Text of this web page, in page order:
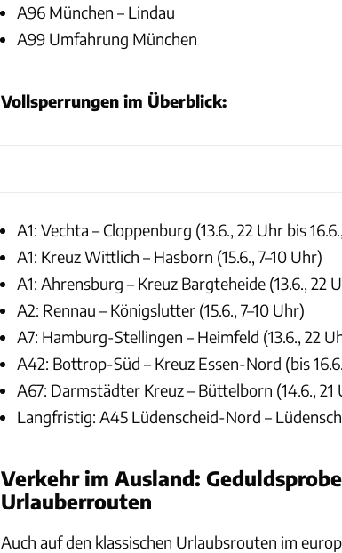
A96 München – Lindau
A99 Umfahrung München
Vollsperrungen im Überblick:
A1: Vechta – Cloppenburg (13.6., 22 Uhr bis
A1: Kreuz Wittlich – Hasborn (15.6., 7–10 Uhr)
A1: Ahrensburg – Kreuz Bargteheide (13.6., 22
A2: Rennau – Königslutter (15.6., 7–10 Uhr)
A7: Hamburg-Stellingen – Heimfeld (13.6., 22
A42: Bottrop-Süd – Kreuz Essen-Nord (bis
A67: Darmstädter Kreuz – Büttelborn (14.6., 21
Langfristig: A45 Lüdenscheid-Nord –
Verkehr im Ausland:
Urlauberrouten
Auch auf den klassischen Urlaubsrouten im